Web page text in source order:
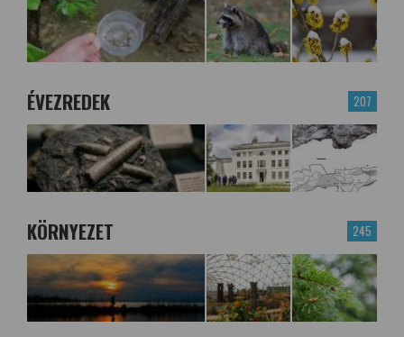
207
ÉVEZREDEK
245
KÖRNYEZET